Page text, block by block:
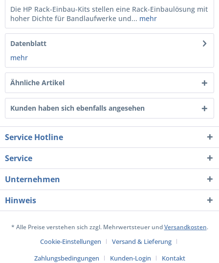
Die HP Rack-Einbau-Kits stellen eine Rack-Einbaulösung mit
hoher Dichte für Bandlaufwerke und... mehr
Datenblatt
mehr
Ähnliche Artikel
Kunden haben sich ebenfalls angesehen
Service Hotline
Service
Unternehmen
Hinweis
* Alle Preise verstehen sich zzgl. Mehrwertsteuer undVersandkosten.
Cookie-Einstellungen
Versand & Lieferung
Zahlungsbedingungen
Kunden-Login Kontakt